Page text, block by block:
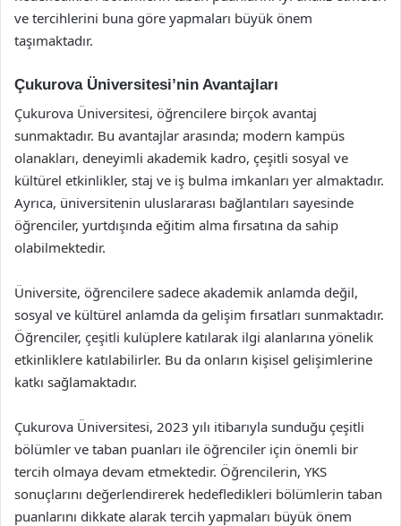
ve tercihlerini buna göre yapmaları büyük önem
taşımaktadır.
Çukurova Üniversitesi’nin Avantajları
Çukurova Üniversitesi, öğrencilere birçok avantaj
sunmaktadır. Bu avantajlar arasında; modern kampüs
olanakları, deneyimli akademik kadro, çeşitli sosyal ve
kültürel etkinlikler, staj ve iş bulma imkanları yer almaktadır.
Ayrıca, üniversitenin uluslararası bağlantıları sayesinde
öğrenciler, yurtdışında eğitim alma fırsatına da sahip
olabilmektedir.
Üniversite, öğrencilere sadece akademik anlamda değil,
sosyal ve kültürel anlamda da gelişim fırsatları sunmaktadır.
Öğrenciler, çeşitli kulüplere katılarak ilgi alanlarına yönelik
etkinliklere katılabilirler. Bu da onların kişisel gelişimlerine
katkı sağlamaktadır.
Çukurova Üniversitesi, 2023 yılı itibarıyla sunduğu çeşitli
bölümler ve taban puanları ile öğrenciler için önemli bir
tercih olmaya devam etmektedir. Öğrencilerin, YKS
sonuçlarını değerlendirerek hedefledikleri bölümlerin taban
puanlarını dikkate alarak tercih yapmaları büyük önem